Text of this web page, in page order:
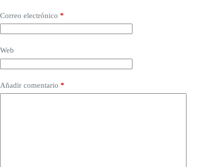
Correo electrónico *
Web
Añadir comentario *